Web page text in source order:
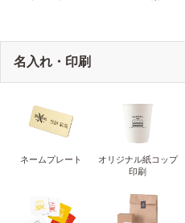
名入れ・印刷
ネームプレート
オリジナル紙コップ
印刷